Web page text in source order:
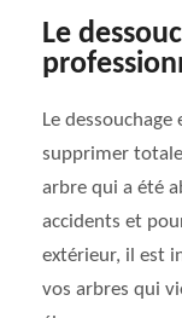
Le
Le
supprimer
arbre qui a été
accidents et
extérieur, il est
vos arbres qui